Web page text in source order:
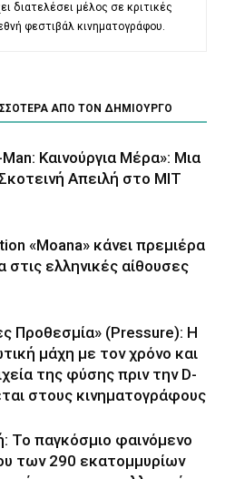
διατελέσει μέλος σε κριτικές
φεστιβάλ κινηματογράφου.
ΑΠΟ ΤΟΝ ΔΗΜΙΟΥΡΓΟ
Καινούργια Μέρα»: Μια
Απειλή στο MIT
«Moana» κάνει πρεμιέρα
στις ελληνικές αίθουσες
Προθεσμία» (Pressure): Η
μάχη με τον χρόνο και
της φύσης πριν την D-
στους κινηματογράφους
Το παγκόσμιο φαινόμενο
των 290 εκατομμυρίων